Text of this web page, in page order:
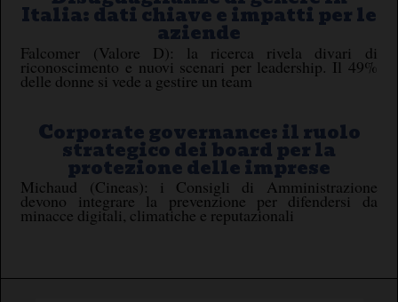
Italia: dati chiave e impatti per le
aziende
Falcomer (Valore D): la ricerca rivela divari di
riconoscimento e nuovi scenari per leadership. Il 49%
delle donne si vede a gestire un team
Corporate governance: il ruolo
strategico dei board per la
protezione delle imprese
Michaud (Cineas): i Consigli di Amministrazione
devono integrare la prevenzione per difendersi da
minacce digitali, climatiche e reputazionali